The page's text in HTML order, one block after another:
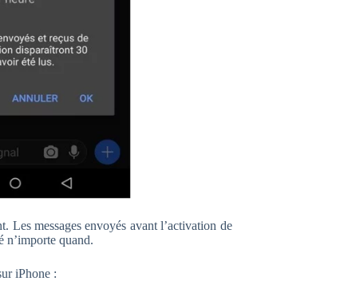
Les messages envoyés avant l’activation de
n’importe quand.
iPhone :